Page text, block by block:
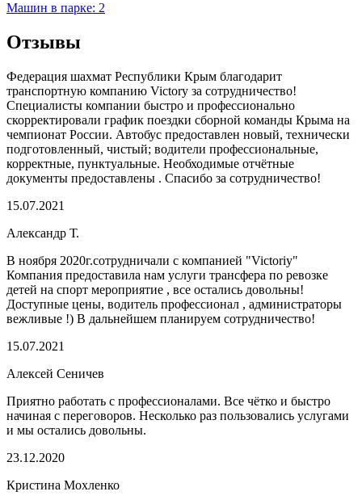
Машин в парке: 2
Отзывы
Федерация шахмат Республики Крым благодарит
транспортную компанию Victory за сотрудничество!
Специалисты компании быстро и профессионально
скорректировали график поездки сборной команды Крыма на
чемпионат России. Автобус предоставлен новый, технически
подготовленный, чистый; водители профессиональные,
корректные, пунктуальные. Необходимые отчётные
документы предоставлены . Спасибо за сотрудничество!
15.07.2021
Александр Т.
В ноября 2020г.сотрудничали с компанией "Victoriy"
Компания предоставила нам услуги трансфера по ревозке
детей на спорт мероприятие , все остались довольны!
Доступные цены, водитель профессионал , администраторы
вежливые !) В дальнейшем планируем сотрудничество!
15.07.2021
Алексей Сеничев
Приятно работать с профессионалами. Все чётко и быстро
начиная с переговоров. Несколько раз пользовались услугами
и мы остались довольны.
23.12.2020
Кристина Мохленко